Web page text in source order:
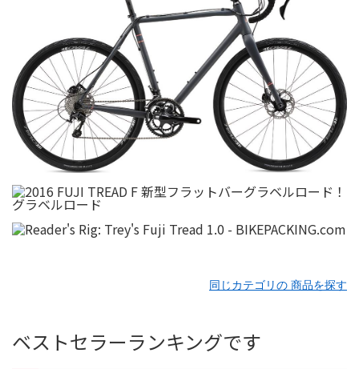
同じカテゴリの 商品を探す
ベストセラーランキングです